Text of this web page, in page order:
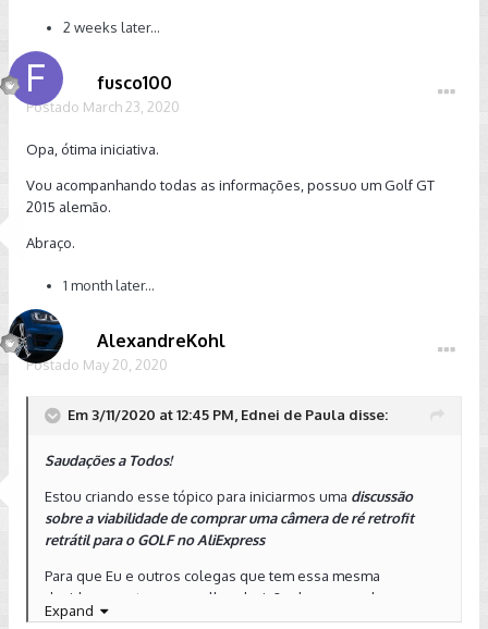
2 weeks later...
fusco100
Postado March 23, 2020
Opa, ótima iniciativa.
Vou acompanhando todas as informações, possuo um Golf GT
2015 alemão.
Abraço.
1 month later...
AlexandreKohl
Postado May 20, 2020
Em 3/11/2020 at 12:45 PM, Ednei de Paula disse:
Saudações a Todos!
Estou criando esse tópico para iniciarmos uma discussão
sobre a viabilidade de comprar uma câmera de ré retrofit
retrátil para o GOLF no AliExpress
Para que Eu e outros colegas que tem essa mesma
duvida possa tomar a melhor decisão de compra dessa
câmera, contamos com a colaboração dos nossos amigos
Expand